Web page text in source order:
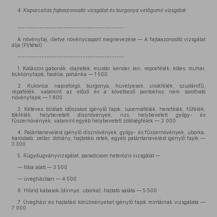
4. Kisparcellás fajtaazonosító vizsgálat és burgonya vetőgumó vizsgálat
--------------------------------------------
A növényfaj, illetve növénycsoport megnevezése — A fajtaazonosító vizsgálat
díja (Ft/tétel)
--------------------------------------------
1. Kalászos gabonák, olajretek, mustár, kender, len, repcefélék, köles, muhar,
bükkönyfajok, facélia, pohánka — 1 500
2. Kukorica, napraforgó, burgonya, hüvelyesek, cirokfélék, szudánifű,
répafélék, valamint az előző és a következő pontokhoz nem sorolható
növényfajok — 1 800
3. Kétéves bírálati időszakot igénylő fajok, lucernafélék, herefélék, fűfélék,
tökfélék, helybevetett dísznövények, rizs, helybevetett gyógy- és
fűszernövények, valamint egyéb helybevetett zöldségfélék — 2 000
4. Palántanevelést igénylő dísznövények, gyógy- és fűszernövények, uborka,
karósbab, zeller, dohány, hajtatási retek, egyéb palántanevelést igénylő fajok —
3 300
5. Rügydugványvizsgálat, paradicsom heterózis vizsgálat —
— fólia alatt — 3 500
— üvegházban — 4 500
6. Hibrid kabasok (dinnye, uborka), hajtató saláta — 5 500
7. Üvegházi és hajtatási körülményeket igénylő fajok mintáinak vizsgálata —
7 000